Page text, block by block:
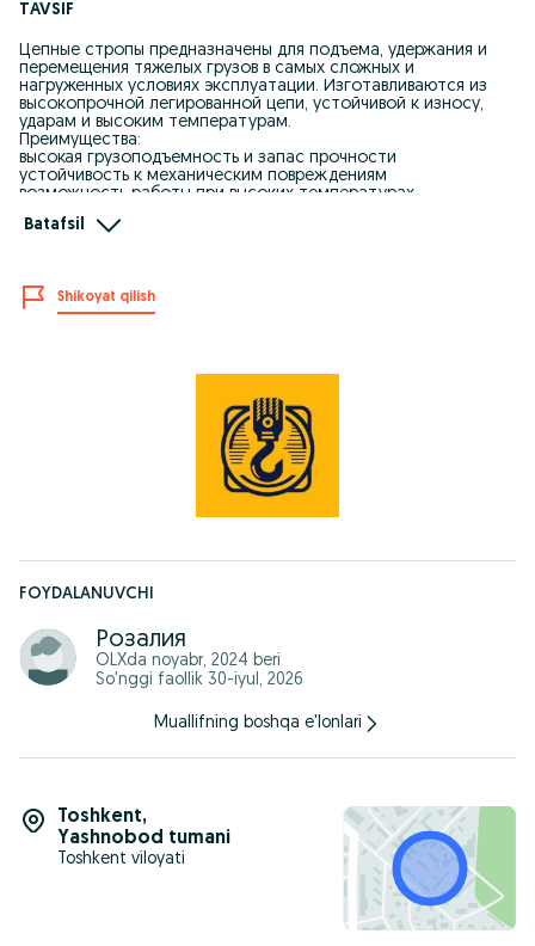
TAVSIF
Цепные стропы предназначены для подъема, удержания и
перемещения тяжелых грузов в самых сложных и
нагруженных условиях эксплуатации. Изготавливаются из
высокопрочной легированной цепи, устойчивой к износу,
ударам и высоким температурам.
Преимущества:
высокая грузоподъемность и запас прочности
устойчивость к механическим повреждениям
возможность работы при высоких температурах
ремонтопригодность и длительный срок службы
Исполнение: 1СК, 2СК, 3СК, 4СК (одноветвевые и
цепи
Применение: металлургия, машиностроение,
горнодобывающая отрасль, строительство, тяжелая
комплектуются паспортом и соответствуют требованиям
Возможное изготовление по индивидуальным размерам и
+998 77 736 08 08 Ильдар
Batafsil
Shikoyat qilish
FOYDALANUVCHI
Розалия
OLXda noyabr, 2024 beri
So'nggi faollik 30-iyul, 2026
Muallifning boshqa e'lonlari
Toshkent,
Yashnobod tumani
Toshkent viloyati